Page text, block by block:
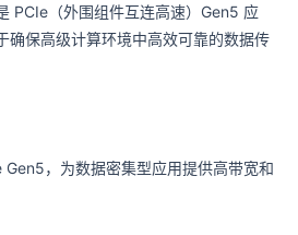
PCIe（外围组件互连高速）Gen5 应
确保高级计算环境中高效可靠的数据传
，为数据密集型应用提供高带宽和